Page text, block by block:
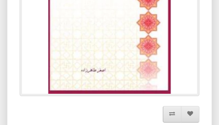
افزودن به لیست دلخواه
مقایسه این محصول